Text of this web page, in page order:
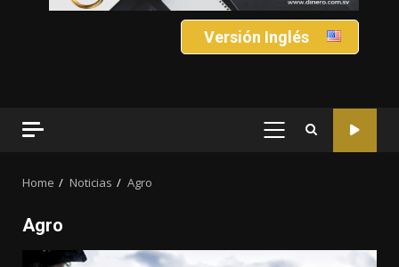
Versión Inglés
PRIMARY
Home Noticias Agro
Agro